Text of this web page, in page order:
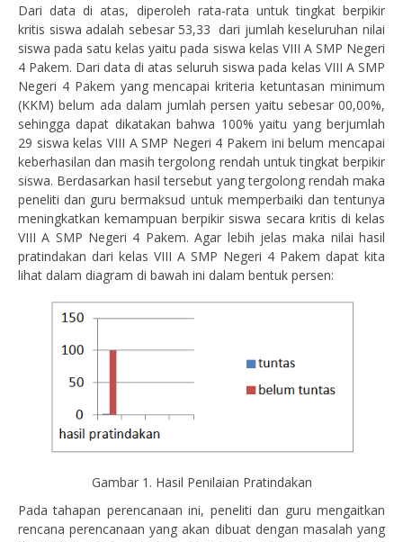
Dari data di atas, diperoleh rata-rata untuk tingkat berpikir
kritis siswa adalah sebesar 53,33 dari jumlah keseluruhan nilai
siswa pada satu kelas yaitu pada siswa kelas VIII A SMP Negeri
4 Pakem. Dari data di atas seluruh siswa pada kelas VIII A SMP
Negeri 4 Pakem yang mencapai kriteria ketuntasan minimum
(KKM) belum ada dalam jumlah persen yaitu sebesar 00,00%,
sehingga dapat dikatakan bahwa 100% yaitu yang berjumlah
29 siswa kelas VIII A SMP Negeri 4 Pakem ini belum mencapai
keberhasilan dan masih tergolong rendah untuk tingkat berpikir
siswa. Berdasarkan hasil tersebut yang tergolong rendah maka
peneliti dan guru bermaksud untuk memperbaiki dan tentunya
meningkatkan kemampuan berpikir siswa secara kritis di kelas
VIII A SMP Negeri 4 Pakem. Agar lebih jelas maka nilai hasil
pratindakan dari kelas VIII A SMP Negeri 4 Pakem dapat kita
lihat dalam diagram di bawah ini dalam bentuk persen:
Gambar 1. Hasil Penilaian Pratindakan
Pada tahapan perencanaan ini, peneliti dan guru mengaitkan
rencana perencanaan yang akan dibuat dengan masalah yang